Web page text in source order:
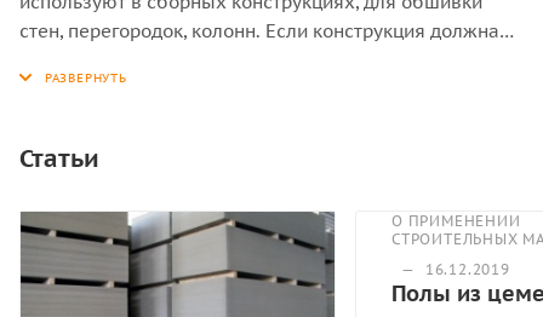
стен, перегородок, колонн. Если конструкция должна
пожаробезопасна, выбирайте цементно-стружечную
Статьи
О ПРИМЕНЕНИИ
СТРОИТЕЛЬНЫХ
—
16.12.2019
Полы из